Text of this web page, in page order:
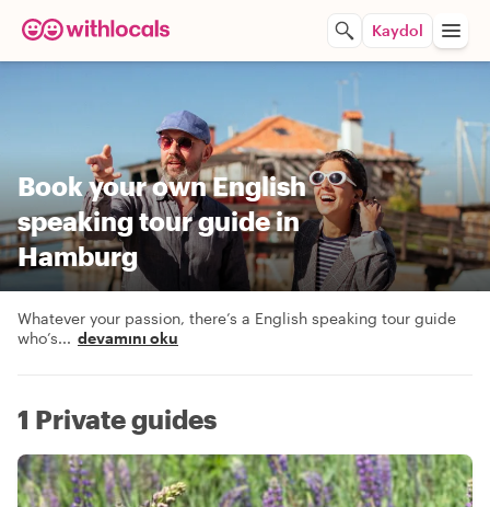
Kaydol
Book your own English
speaking tour guide in
Hamburg
Whatever your passion, there’s a English speaking tour guide
who’s... devamını oku
1 Private guides